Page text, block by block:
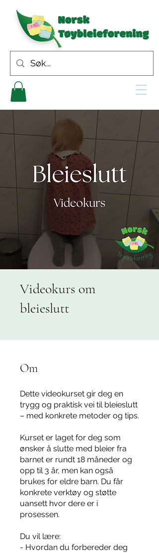
Videokurs om
bleieslutt
Om
Dette videokurset gir deg en
trygg og praktisk vei til bleieslutt
– med konkrete metoder og tips.
Kurset er laget for deg som
ønsker å slutte med bleier fra
barnet er rundt 18 måneder og
opp til 3 år, men kan også
brukes for eldre barn. Du får
konkrete verktøy og støtte
uansett hvor dere er i
prosessen.
Du vil lære:
- Hvordan du forbereder deg